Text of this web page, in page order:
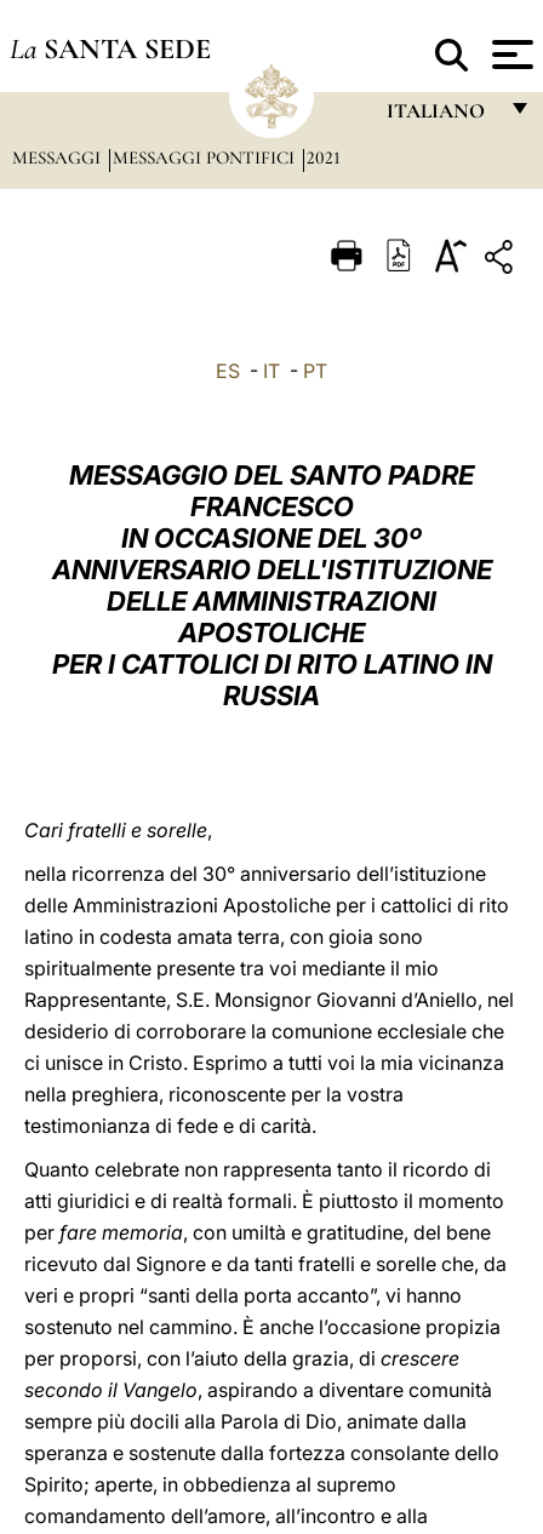
La SANTA SEDE
ITALIANO
ITALIANO
العربيّة
中文
LATINE
MESSAGGI MESSAGGI PONTIFICI 2021
ES - IT - PT
MESSAGGIO DEL SANTO PADRE
FRANCESCO
IN OCCASIONE DEL 30º
ANNIVERSARIO DELL'ISTITUZIONE
DELLE AMMINISTRAZIONI
APOSTOLICHE
PER I CATTOLICI DI RITO LATINO IN
RUSSIA
Cari fratelli e sorelle,
nella ricorrenza del 30° anniversario dell’istituzione
delle Amministrazioni Apostoliche per i cattolici di rito
latino in codesta amata terra, con gioia sono
spiritualmente presente tra voi mediante il mio
Rappresentante, S.E. Monsignor Giovanni d’Aniello, nel
desiderio di corroborare la comunione ecclesiale che
ci unisce in Cristo. Esprimo a tutti voi la mia vicinanza
nella preghiera, riconoscente per la vostra
testimonianza di fede e di carità.
Quanto celebrate non rappresenta tanto il ricordo di
atti giuridici e di realtà formali. È piuttosto il momento
per fare memoria, con umiltà e gratitudine, del bene
ricevuto dal Signore e da tanti fratelli e sorelle che, da
veri e propri “santi della porta accanto”, vi hanno
sostenuto nel cammino. È anche l’occasione propizia
per proporsi, con l’aiuto della grazia, di crescere
secondo il Vangelo, aspirando a diventare comunità
sempre più docili alla Parola di Dio, animate dalla
speranza e sostenute dalla fortezza consolante dello
Spirito; aperte, in obbedienza al supremo
comandamento dell’amore, all’incontro e alla